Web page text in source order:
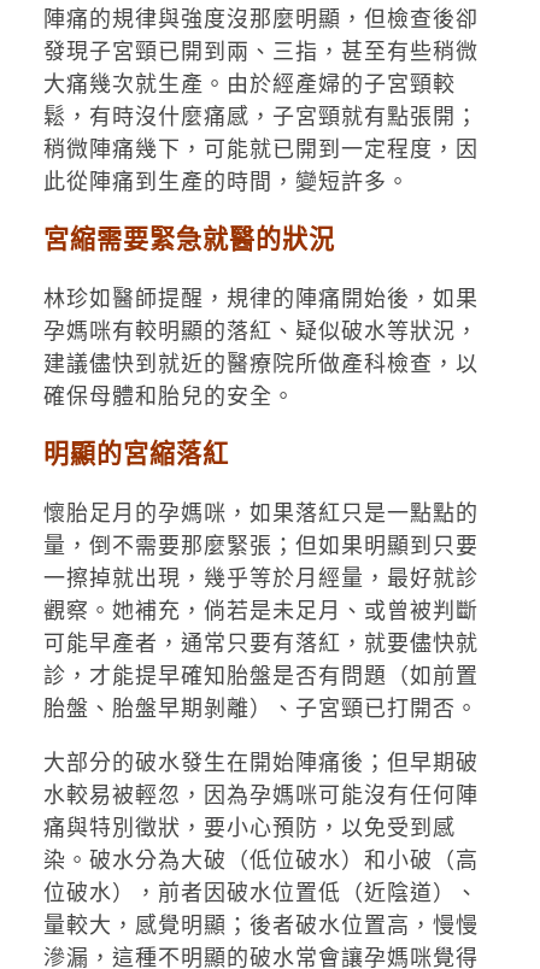
陣痛的規律與強度沒那麼明顯，但檢查後卻
發現子宮頸已開到兩、三指，甚至有些稍微
大痛幾次就生產。由於經產婦的子宮頸較
鬆，有時沒什麼痛感，子宮頸就有點張開；
稍微陣痛幾下，可能就已開到一定程度，因
此從陣痛到生產的時間，變短許多。
宮縮需要緊急就醫的狀況
林珍如醫師提醒，規律的陣痛開始後，如果
孕媽咪有較明顯的落紅、疑似破水等狀況，
建議儘快到就近的醫療院所做產科檢查，以
確保母體和胎兒的安全。
明顯的宮縮落紅
懷胎足月的孕媽咪，如果落紅只是一點點的
量，倒不需要那麼緊張；但如果明顯到只要
一擦掉就出現，幾乎等於月經量，最好就診
觀察。她補充，倘若是未足月、或曾被判斷
可能早產者，通常只要有落紅，就要儘快就
診，才能提早確知胎盤是否有問題（如前置
胎盤、胎盤早期剝離）、子宮頸已打開否。
大部分的破水發生在開始陣痛後；但早期破
水較易被輕忽，因為孕媽咪可能沒有任何陣
痛與特別徵狀，要小心預防，以免受到感
染。破水分為大破（低位破水）和小破（高
位破水），前者因破水位置低（近陰道）、
量較大，感覺明顯；後者破水位置高，慢慢
滲漏，這種不明顯的破水常會讓孕媽咪覺得